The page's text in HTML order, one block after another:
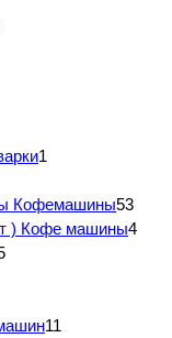
1
Кофемашины53
) Кофе машины4
11